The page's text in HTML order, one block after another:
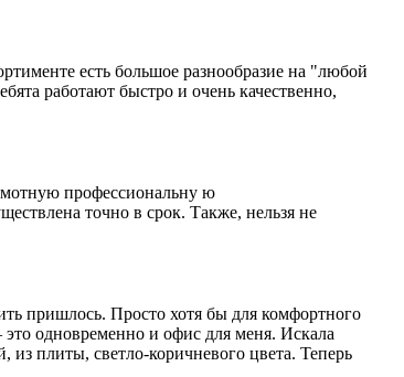
есть большое разнообразие на "любой
работают быстро и очень качественно,
профессиональну ю
точно в срок. Также, нельзя не
пришлось. Просто хотя бы для комфортного
одновременно и офис для меня. Искала
плиты, светло-коричневого цвета. Теперь